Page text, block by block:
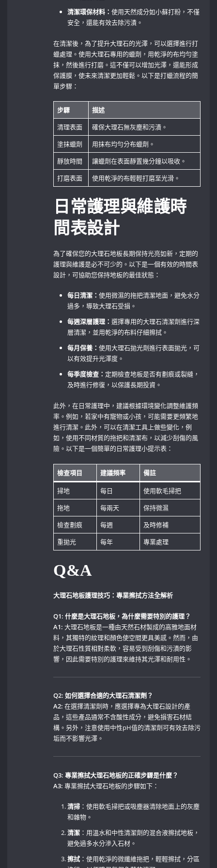
清潔環保材料：使用天然成分如小蘇打粉，不僅
安全，還能有效去除污漬。
在清潔後，為了提升大理石的光澤，可以選擇進行打
蠟處理。使用大理石專用的蠟劑，用乾淨的布均勻塗
抹，然後進行打磨。這不僅可以增加光澤，還能形成
保護膜，使未來清潔更加輕鬆。以下是打蠟流程的簡
單步驟：
步驟
描述
清理表面
確保大理石無灰塵和污漬。
塗抹蠟劑
用抹布均勻分布蠟劑。
靜放時間
讓蠟劑在表面靜置幾分鐘以吸收。
打磨表面
使用乾淨的布輕輕打磨至光滑。
日常護理與維護時
間表設計
為了確保您的大理石地板長期保持光亮如新，定期的
護理與維護是必不可少的。以下是一個有效的時間表
設計，可協助您保持地板的最佳狀態：
每日清潔：使用微濕的拖把清潔地面，避免水分
過多，導致大理石受損。
每週深層護理：選擇專用的大理石清潔劑進行深
層清潔，並用乾淨的布料仔細擦拭。
每月保養：使用大理石拋光劑進行表面拋光，可
以有效提升光澤度。
每季度檢查： 定期檢查地板是否有劃痕或裂縫，
及時進行修復，以保護長期投資。
此外，在日常護理中，建議根據環境變化調整維護頻
率。例如，若家中有寵物或小孩，可能需要更頻繁地
進行清潔。此外，可以在清潔工具上做些變化，例
如，使用不同材質的拖把和清潔布，以減少刮傷的風
險。以下是一個簡單的日常護理小提示表：
檢查項目 建議頻率 備註
掃地 每日
使用軟毛掃把
拖地
每兩天
保持微濕
檢查劃痕
每週
及時修補
重拋光
每年 專業處理
Q&A
大理石地板護理技巧：專業擦拭方法全解析
Q1: 什麼是大理石地板，為什麼需要特別的護理？
A1: ⁣大理石地板是一種由天然石材製成的高雅地面材
料，其獨特的紋理和顏色使空間更具美感。然而，由
於大理石性質相對柔軟，容易受到刮傷和污漬的影
響，因此需要特別的護理來維持其光澤和耐用性。
Q2: 如何選擇合適的大理石清潔劑？
A2: 在選擇清潔劑時，應選擇專為大理石設計的產
品，這些產品通常不含酸性成分，避免損害石材結
構。另外，注意使用中性pH值的清潔劑可有效去除污
垢而不影響光澤。
Q3: 專業擦拭大理石地板的正確步驟是什麼？
A3: 專業擦拭大理石地板的步驟如下：
清掃 ：使用軟毛掃把或吸塵器清除地面上的灰塵
和雜物。
清潔 ：用溫水和中性清潔劑的混合液擦拭地板，
避免過多水分滲入石材。
擦拭 ：使用乾淨的微纖維拖把，輕輕擦拭，分區